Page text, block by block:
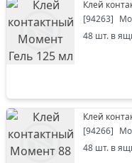
Клей
[94263]
48 шт. в
Клей
[94266]
48 шт. в